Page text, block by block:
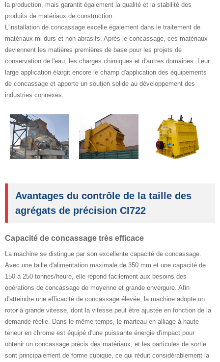
la production, mais garantit également la qualité et la stabilité des
produits de matériaux de construction.
L'installation de concassage excelle également dans le traitement de
matériaux mi-durs et non abrasifs. Après le concassage, ces matériaux
deviennent les matières premières de base pour les projets de
conservation de l'eau, les charges chimiques et d'autres domaines. Leur
large application élargit encore le champ d'application des équipements
de concassage et apporte un soutien solide au développement des
industries connexes.
Avantages du contrôle de la taille des
agrégats de précision CI722
Capacité de concassage très efficace
La machine se distingue par son excellente capacité de concassage.
Avec une taille d'alimentation maximale de 350 mm et une capacité de
150 à 250 tonnes/heure, elle répond facilement aux besoins des
opérations de concassage de moyenne et grande envergure. Afin
d'atteindre une efficacité de concassage élevée, la machine adopte un
rotor à grande vitesse, dont la vitesse peut être ajustée en fonction de la
demande réelle. Dans le même temps, le marteau en alliage à haute
teneur en chrome est équipé d'une puissante énergie d'impact pour
obtenir un concassage précis des matériaux, et les particules de sortie
sont principalement de forme cubique, ce qui réduit considérablement la